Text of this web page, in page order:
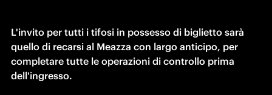
L'invito per tutti i tifosi in possesso di biglietto sarà
quello di recarsi al Meazza con largo anticipo, per
completare tutte le operazioni di controllo prima
dell'ingresso.